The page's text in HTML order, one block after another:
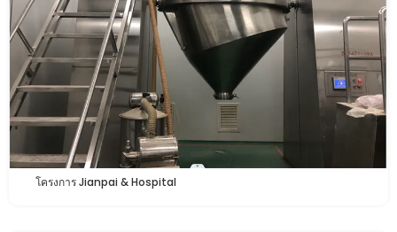
โครงการ Jianpai & Hospital